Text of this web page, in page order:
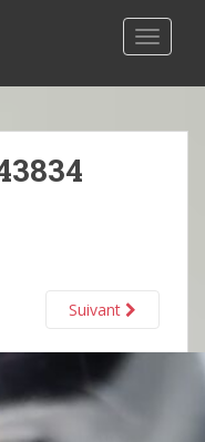
Toggle
Suivant